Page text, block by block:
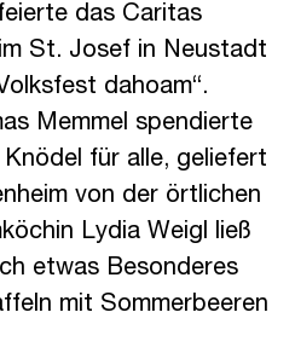
das Caritas
St. Josef in Neustadt
dahoam“.
Memmel spendierte
für alle, geliefert
von der örtlichen
Lydia Weigl ließ
etwas Besonderes
mit Sommerbeeren